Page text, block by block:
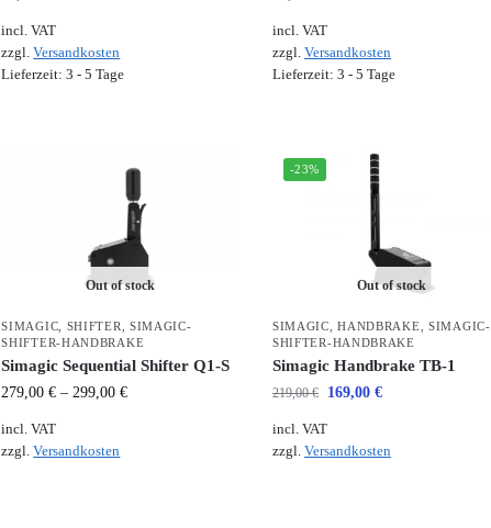
incl. VAT
zzgl.Versandkosten
Lieferzeit:3 - 5 Tage
incl. VAT
zzgl. Versandkosten
Lieferzeit: 3 - 5 Tage
Out of stock
SIMAGIC SHIFTER
SIMAGIC-
SHIFTER-HANDBRAKE
Simagic Sequential Shifter Q1-S
279,00€ –299,00€
incl. VAT
zzgl.Versandkosten
-23%
Out of stock
SIMAGIC ,HANDBRAKE ,SIMAGIC-
SHIFTER-HANDBRAKE
Simagic Handbrake TB-1
219,00€ 169,00 €
incl. VAT
zzgl. Versandkosten